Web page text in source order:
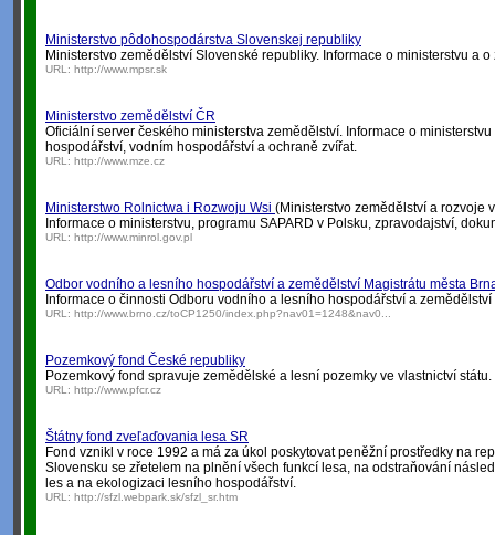
Ministerstvo pôdohospodárstva Slovenskej republiky
Ministerstvo zemědělství Slovenské republiky. Informace o ministerstvu a
URL: http://www.mpsr.sk
Ministerstvo zemědělství ČR
Oficiální server českého ministerstva zemědělství. Informace o
hospodářství, vodním hospodářství a ochraně zvířat.
URL: http://www.mze.cz
Ministerstwo Rolnictwa i Rozwoju Wsi (Ministerstvo zemědělství a rozvoje
Informace o ministerstvu, programu SAPARD v Polsku, zpravodajství,
URL: http://www.minrol.gov.pl
Odbor vodního a lesního hospodářství a zemědělství Magistrátu města
Informace o činnosti Odboru vodního a lesního hospodářství a
URL: http://www.brno.cz/toCP1250/index.php?nav01=1248&nav0...
Pozemkový fond České republiky
Pozemkový fond spravuje zemědělské a lesní pozemky ve vlastnictví státu.
URL: http://www.pfcr.cz
Štátny fond zveľaďovania lesa SR
Fond vznikl v roce 1992 a má za úkol poskytovat peněžní prostředky na
Slovensku se zřetelem na plnění všech funkcí lesa, na odstraňování
les a na ekologizaci lesního hospodářství.
URL: http://sfzl.webpark.sk/sfzl_sr.htm